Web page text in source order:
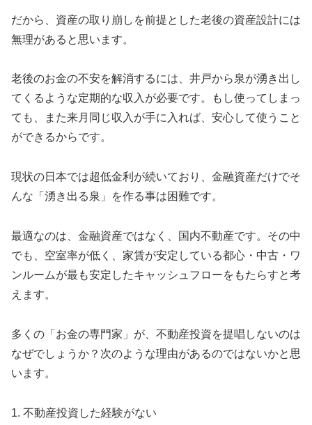
だから、資産の取り崩しを前提とした老後の資産設計には
無理があると思います。
老後のお金の不安を解消するには、井戸から泉が湧き出し
てくるような定期的な収入が必要です。もし使ってしまっ
ても、また来月同じ収入が手に入れば、安心して使うこと
ができるからです。
現状の日本では超低金利が続いており、金融資産だけでそ
んな「湧き出る泉」を作る事は困難です。
最適なのは、金融資産ではなく、国内不動産です。その中
でも、空室率が低く、家賃が安定している都心・中古・ワ
ンルームが最も安定したキャッシュフローをもたらすと考
えます。
多くの「お金の専門家」が、不動産投資を提唱しないのは
なぜでしょうか？次のような理由があるのではないかと思
います。
1. 不動産投資した経験がない